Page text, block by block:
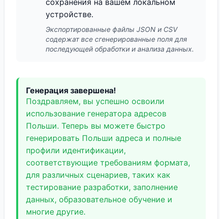
сохранения на вашем локальном
устройстве.
Экспортированные файлы JSON и CSV
содержат все сгенерированные поля для
последующей обработки и анализа данных.
Генерация завершена!
Поздравляем, вы успешно освоили
использование генератора адресов
Польши. Теперь вы можете быстро
генерировать Польши адреса и полные
профили идентификации,
соответствующие требованиям формата,
для различных сценариев, таких как
тестирование разработки, заполнение
данных, образовательное обучение и
многие другие.